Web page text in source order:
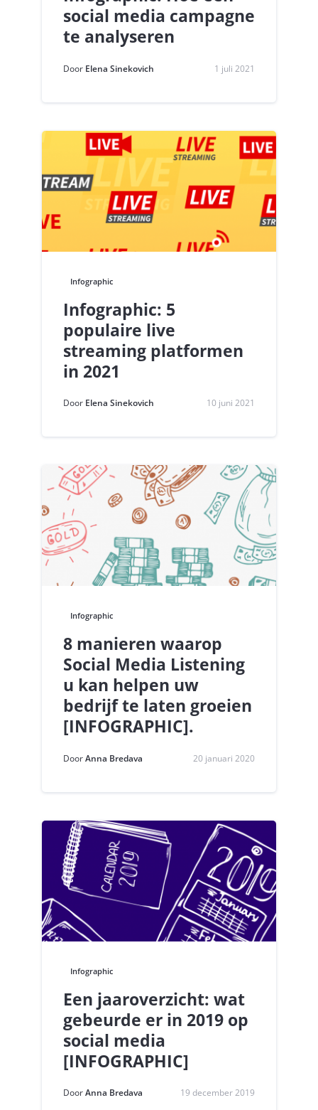
social media campagne
te analyseren
Door Elena Sinekovich 1 juli 2021
Infographic
Infographic: 5
populaire live
streaming platformen
in 2021
Door Elena Sinekovich 10 juni 2021
Infographic
8 manieren waarop
Social Media Listening
u kan helpen uw
bedrijf te laten groeien
[INFOGRAPHIC].
DoorAnna Bredava 20 januari 2020
Infographic
Een jaaroverzicht: wat
gebeurde er in 2019 op
social media
[INFOGRAPHIC]
DoorAnna Bredava 19 december 2019